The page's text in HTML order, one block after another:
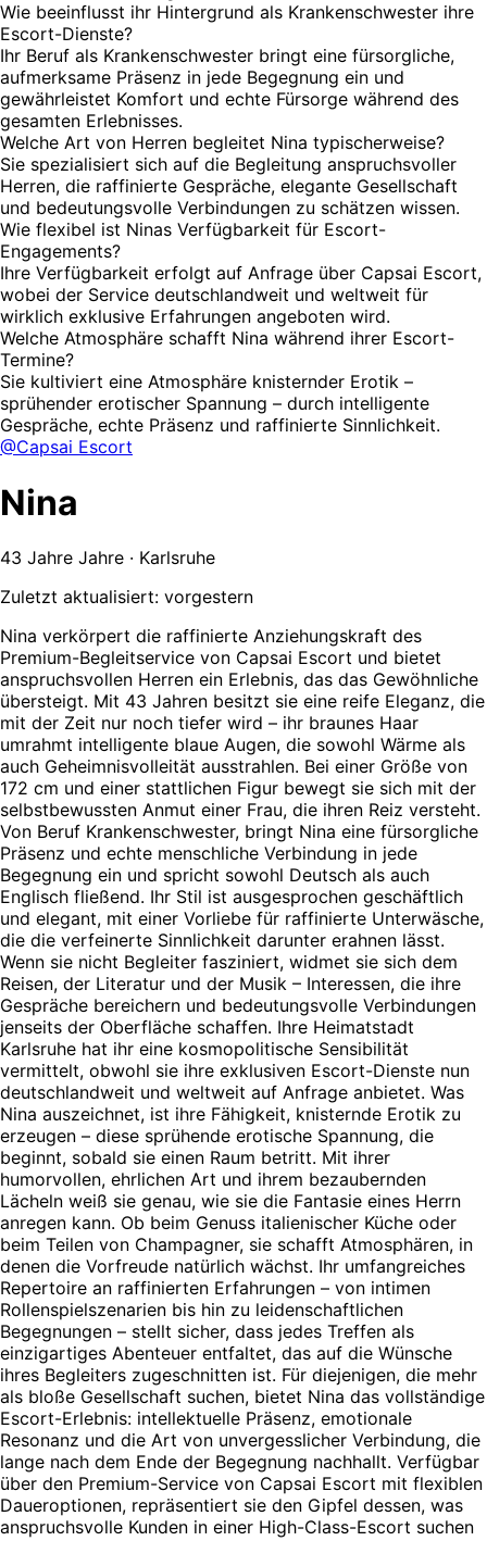
Wie beeinflusst ihr Hintergrund als Krankenschwester ihre
Escort-Dienste?
Ihr Beruf als Krankenschwester bringt eine fürsorgliche,
aufmerksame Präsenz in jede Begegnung ein und
gewährleistet Komfort und echte Fürsorge während des
gesamten Erlebnisses.
Welche Art von Herren begleitet Nina typischerweise?
Sie spezialisiert sich auf die Begleitung anspruchsvoller
Herren, die raffinierte Gespräche, elegante Gesellschaft
und bedeutungsvolle Verbindungen zu schätzen wissen.
Wie flexibel ist Ninas Verfügbarkeit für Escort-
Engagements?
Ihre Verfügbarkeit erfolgt auf Anfrage über Capsai Escort,
wobei der Service deutschlandweit und weltweit für
wirklich exklusive Erfahrungen angeboten wird.
Welche Atmosphäre schafft Nina während ihrer Escort-
Termine?
Sie kultiviert eine Atmosphäre knisternder Erotik –
sprühender erotischer Spannung – durch intelligente
Gespräche, echte Präsenz und raffinierte Sinnlichkeit.
@Capsai Escort
Nina
43 Jahre Jahre · Karlsruhe
Zuletzt aktualisiert: vorgestern
Nina verkörpert die raffinierte Anziehungskraft des
Premium-Begleitservice von Capsai Escort und bietet
anspruchsvollen Herren ein Erlebnis, das das Gewöhnliche
übersteigt. Mit 43 Jahren besitzt sie eine reife Eleganz, die
mit der Zeit nur noch tiefer wird – ihr braunes Haar
umrahmt intelligente blaue Augen, die sowohl Wärme als
auch Geheimnisvolleität ausstrahlen. Bei einer Größe von
172 cm und einer stattlichen Figur bewegt sie sich mit der
selbstbewussten Anmut einer Frau, die ihren Reiz versteht.
Von Beruf Krankenschwester, bringt Nina eine fürsorgliche
Präsenz und echte menschliche Verbindung in jede
Begegnung ein und spricht sowohl Deutsch als auch
Englisch fließend. Ihr Stil ist ausgesprochen geschäftlich
und elegant, mit einer Vorliebe für raffinierte Unterwäsche,
die die verfeinerte Sinnlichkeit darunter erahnen lässt.
Wenn sie nicht Begleiter fasziniert, widmet sie sich dem
Reisen, der Literatur und der Musik – Interessen, die ihre
Gespräche bereichern und bedeutungsvolle Verbindungen
jenseits der Oberfläche schaffen. Ihre Heimatstadt
Karlsruhe hat ihr eine kosmopolitische Sensibilität
vermittelt, obwohl sie ihre exklusiven Escort-Dienste nun
deutschlandweit und weltweit auf Anfrage anbietet. Was
Nina auszeichnet, ist ihre Fähigkeit, knisternde Erotik zu
erzeugen – diese sprühende erotische Spannung, die
beginnt, sobald sie einen Raum betritt. Mit ihrer
humorvollen, ehrlichen Art und ihrem bezaubernden
Lächeln weiß sie genau, wie sie die Fantasie eines Herrn
anregen kann. Ob beim Genuss italienischer Küche oder
beim Teilen von Champagner, sie schafft Atmosphären, in
denen die Vorfreude natürlich wächst. Ihr umfangreiches
Repertoire an raffinierten Erfahrungen – von intimen
Rollenspielszenarien bis hin zu leidenschaftlichen
Begegnungen – stellt sicher, dass jedes Treffen als
einzigartiges Abenteuer entfaltet, das auf die Wünsche
ihres Begleiters zugeschnitten ist. Für diejenigen, die mehr
als bloße Gesellschaft suchen, bietet Nina das vollständige
Escort-Erlebnis: intellektuelle Präsenz, emotionale
Resonanz und die Art von unvergesslicher Verbindung, die
lange nach dem Ende der Begegnung nachhallt. Verfügbar
über den Premium-Service von Capsai Escort mit flexiblen
Daueroptionen, repräsentiert sie den Gipfel dessen, was
anspruchsvolle Kunden in einer High-Class-Escort suchen